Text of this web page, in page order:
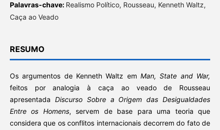
Palavras-chave: Realismo Político, Rousseau, Kenneth Waltz,
Caça ao Veado
RESUMO
Os argumentos de Kenneth Waltz emMan, State and War,
feitos por analogia à caça ao veado de Rousseau
apresentada Discurso Sobre a Origem das Desigualdades
Entre os Homens, servem de base para uma teoria que
considera que os conflitos internacionais decorrem do fato de